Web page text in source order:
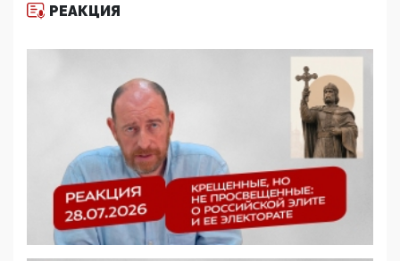
11:53, 09 Июня 2026
деятельность ИИТО ЮНЕСКО в России, но
цифроглобалисты продолжают определять
повестку в образовании
09:43, 01 Июня 2026
5G за счет здоровья граждан: Минцифры намерено
отобрать у регионов и муниципалитетов право
защищать жилые дома и социальные объекты от
05:58, 26 Мая 2026
Роскомнадзор освободили от борца с
деструктивным и опасным контентом
РЕАКЦИЯ